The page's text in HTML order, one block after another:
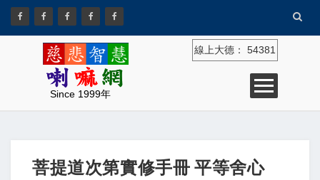
Since 1999年
線上大德： 54381
菩提道次第實修手冊 平等舍心